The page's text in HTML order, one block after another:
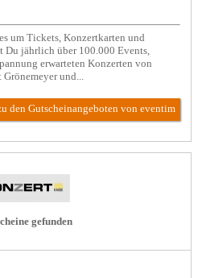
um Tickets, Konzertkarten und
jährlich über 100.000 Events,
erwarteten Konzerten von
und...
den Gutscheinangeboten von eventim
gefunden